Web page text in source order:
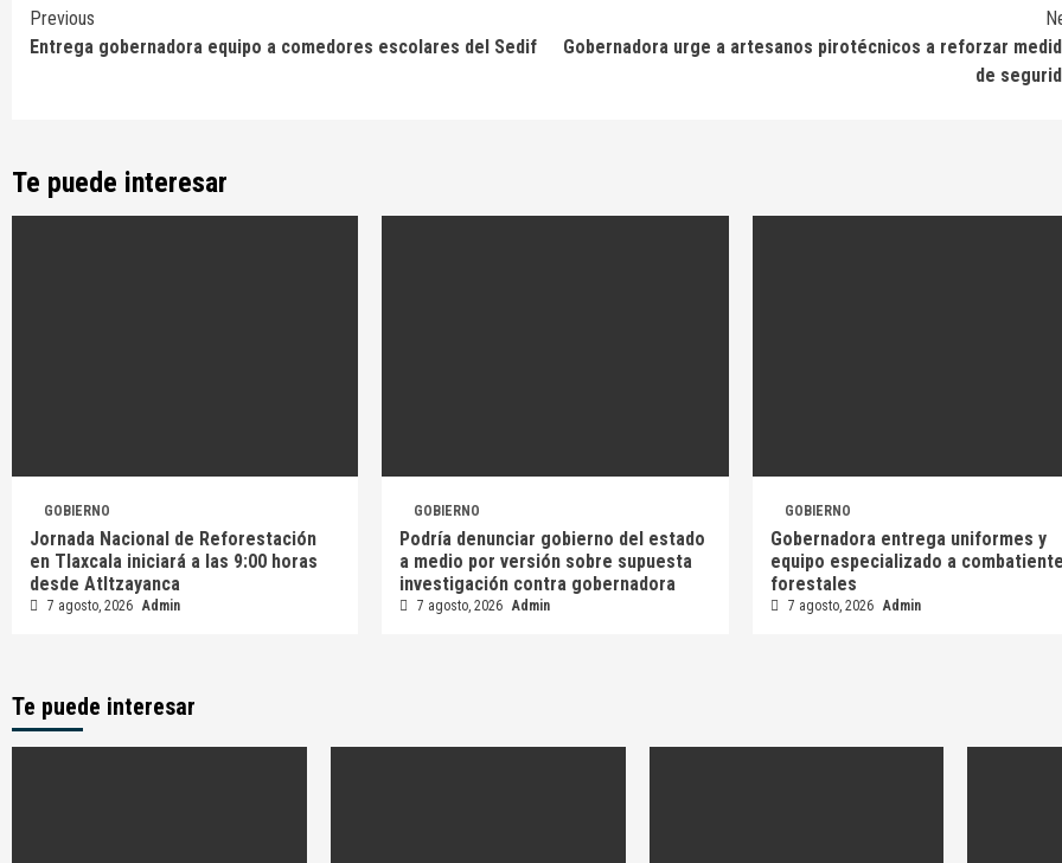
Continue
Reading
Previous
Entrega gobernadora equipo a comedores escolares del Sedif
Gobernadora urge a artesanos pirotécnicos a reforzar
de
Te puede interesar
GOBIERNO
Jornada Nacional de Reforestación
en Tlaxcala iniciará a las 9:00 horas
desde Atltzayanca
7 agosto, 2026 Admin
GOBIERNO
Podría denunciar gobierno del estado
a medio por versión sobre supuesta
investigación contra gobernadora
7 agosto, 2026 Admin
GOBIERNO
Gobernadora entrega uniformes y
equipo especializado a
forestales
7 agosto, 2026 Admin
Te puede interesar